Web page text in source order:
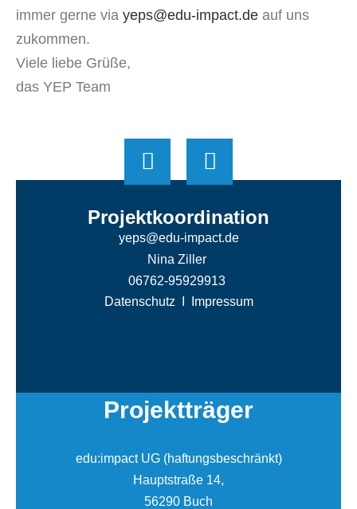
immer gerne via yeps@edu-impact.de auf uns
zukommen.
Viele liebe Grüße,
das YEP Team
Projektkoordination
yeps@edu-impact.de
Nina Ziller
06762-95929913
Datenschutz
Impressum
Projektträger
edu:impact UG (haftungsbeschränkt)
Hauptstraße 14,
56290 Buch